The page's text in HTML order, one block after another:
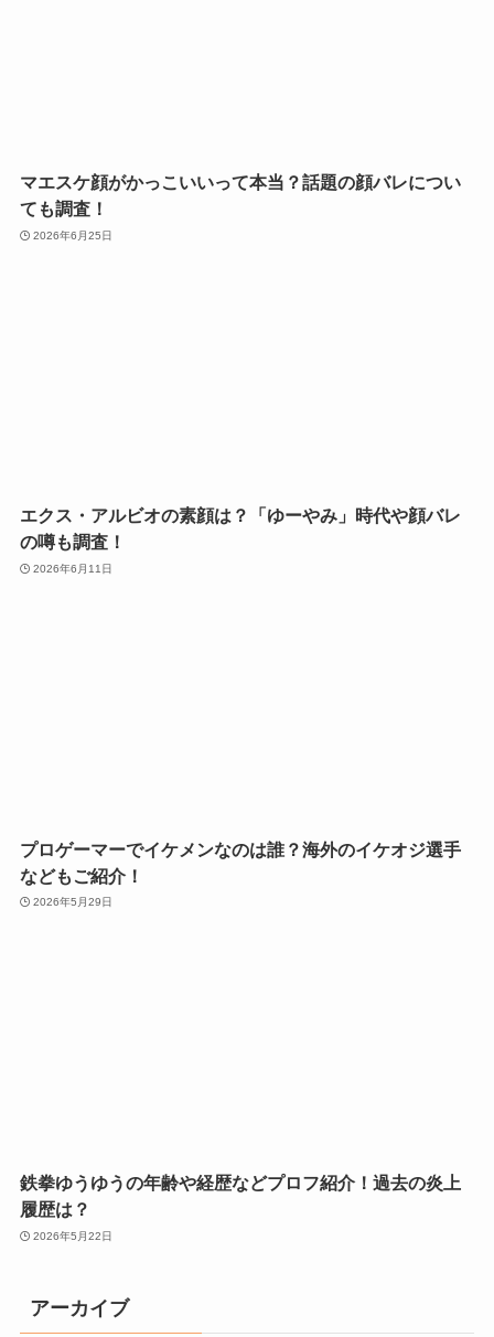
マエスケ顔がかっこいいって本当？話題の顔バレについ
ても調査！
2026年6月25日
エクス・アルビオの素顔は？「ゆーやみ」時代や顔バレ
の噂も調査！
2026年6月11日
プロゲーマーでイケメンなのは誰？海外のイケオジ選手
などもご紹介！
2026年5月29日
鉄拳ゆうゆうの年齢や経歴などプロフ紹介！過去の炎上
履歴は？
2026年5月22日
アーカイブ